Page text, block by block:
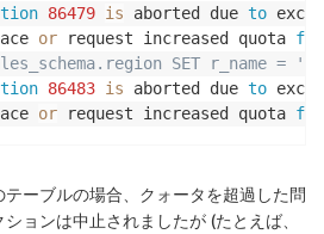
86479 is aborted due to
or request increased quota for
SET r_name =
86483 is aborted due to
or request increased quota for
ーブルの場合、クォータを超過した問
ョンは中止されましたが (たとえば、